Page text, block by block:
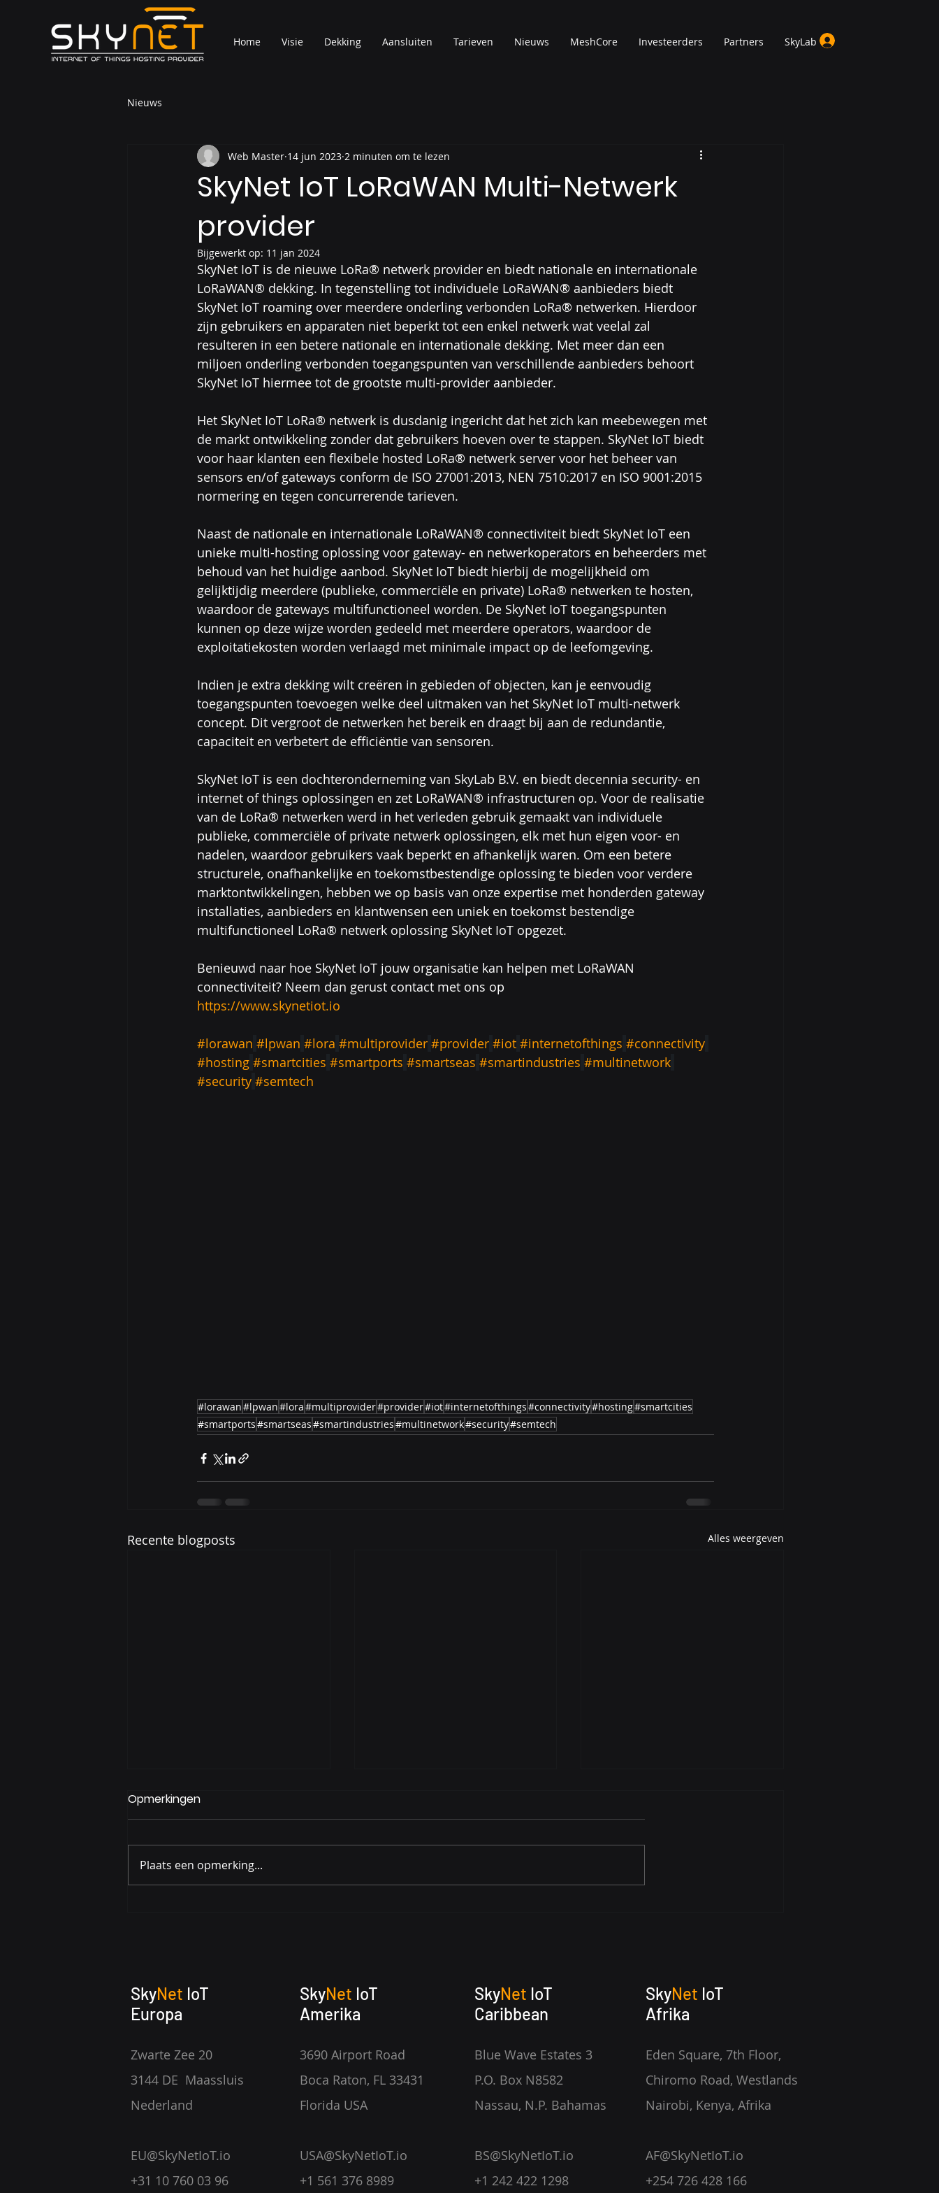
Home Visie Dekking Aansluiten Tarieven Nieuws MeshCore Investeerders Partners SkyLab
Nieuws
SkyNet IoT LoRaWAN Multi-Netwerk
provider
Web Master 14 jun 2023 2 minuten om te lezen
Bijgewerkt op: 11 jan 2024
SkyNet IoT is de nieuwe LoRa® netwerk provider en biedt nationale en internationale
LoRaWAN® dekking. In tegenstelling tot individuele LoRaWAN® aanbieders biedt
SkyNet IoT roaming over meerdere onderling verbonden LoRa® netwerken. Hierdoor
zijn gebruikers en apparaten niet beperkt tot een enkel netwerk wat veelal zal
resulteren in een betere nationale en internationale dekking. Met meer dan een
miljoen onderling verbonden toegangspunten van verschillende aanbieders behoort
SkyNet IoT hiermee tot de grootste multi-provider aanbieder.
Het SkyNet IoT LoRa® netwerk is dusdanig ingericht dat het zich kan meebewegen met
de markt ontwikkeling zonder dat gebruikers hoeven over te stappen. SkyNet IoT biedt
voor haar klanten een flexibele hosted LoRa® netwerk server voor het beheer van
sensors en/of gateways conform de ISO 27001:2013, NEN 7510:2017 en ISO 9001:2015
normering en tegen concurrerende tarieven.
Naast de nationale en internationale LoRaWAN® connectiviteit biedt SkyNet IoT een
unieke multi-hosting oplossing voor gateway- en netwerkoperators en beheerders met
behoud van het huidige aanbod. SkyNet IoT biedt hierbij de mogelijkheid om
gelijktijdig meerdere (publieke, commerciële en private) LoRa® netwerken te hosten,
waardoor de gateways multifunctioneel worden. De SkyNet IoT toegangspunten
kunnen op deze wijze worden gedeeld met meerdere operators, waardoor de
exploitatiekosten worden verlaagd met minimale impact op de leefomgeving.
Indien je extra dekking wilt creëren in gebieden of objecten, kan je eenvoudig
toegangspunten toevoegen welke deel uitmaken van het SkyNet IoT multi-netwerk
concept. Dit vergroot de netwerken het bereik en draagt bij aan de redundantie,
capaciteit en verbetert de efficiëntie van sensoren.
SkyNet IoT is een dochteronderneming van SkyLab B.V. en biedt decennia security- en
internet of things oplossingen en zet LoRaWAN® infrastructuren op. Voor de realisatie
van de LoRa® netwerken werd in het verleden gebruik gemaakt van individuele
publieke, commerciële of private netwerk oplossingen, elk met hun eigen voor- en
nadelen, waardoor gebruikers vaak beperkt en afhankelijk waren. Om een betere
structurele, onafhankelijke en toekomstbestendige oplossing te bieden voor verdere
marktontwikkelingen, hebben we op basis van onze expertise met honderden gateway
installaties, aanbieders en klantwensen een uniek en toekomst bestendige
multifunctioneel LoRa® netwerk oplossing SkyNet IoT opgezet.
Benieuwd naar hoe SkyNet IoT jouw organisatie kan helpen met LoRaWAN
connectiviteit? Neem dan gerust contact met ons op
https://www.skynetiot.io
#lorawan #lpwan #lora #multiprovider #provider #iot #internetofthings #connectivity
#hosting #smartcities #smartports #smartseas #smartindustries #multinetwork
#security #semtech
#lorawan#lpwan#lora#multiprovider#provider#iot#internetofthings#connectivity#hosting#smartcities
#smartports#smartseas#smartindustries#multinetwork#security#semtech
Recente blogposts Alles weergeven
Opmerkingen
Plaats een opmerking...
SkyNet IoT
Europa
Zwarte Zee 20
3144 DE Maassluis
Nederland
EU@SkyNetIoT.io
+31 10 760 03 96
SkyNet IoT
Amerika
3690 Airport Road
Boca Raton, FL 33431
Florida USA
USA@SkyNetIoT.io
+1 561 376 8989
SkyNet IoT
Caribbean
Blue Wave Estates 3
P.O. Box N8582
Nassau, N.P. Bahamas
BS@SkyNetIoT.io
+1 242 422 1298
SkyNet IoT
Afrika
Eden Square, 7th Floor,
Chiromo Road, Westlands
Nairobi, Kenya, Afrika
AF@SkyNetIoT.io
+254 726 428 166